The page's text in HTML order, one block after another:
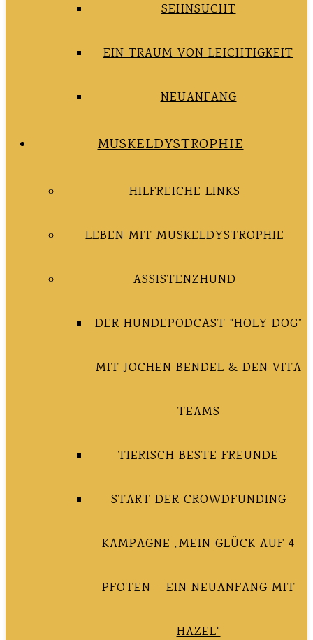
SEHNSUCHT
EIN TRAUM VON LEICHTIGKEIT
NEUANFANG
MUSKELDYSTROPHIE
HILFREICHE LINKS
LEBEN MIT MUSKELDYSTROPHIE
ASSISTENZHUND
DER HUNDEPODCAST “HOLY DOG”
MIT JOCHEN BENDEL & DEN VITA
TEAMS
TIERISCH BESTE FREUNDE
START DER CROWDFUNDING
KAMPAGNE „MEIN GLÜCK AUF 4
PFOTEN – EIN NEUANFANG MIT
HAZEL“